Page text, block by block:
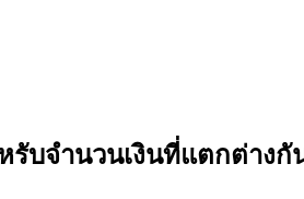
รับจำนวนเงินที่แตกต่างกั